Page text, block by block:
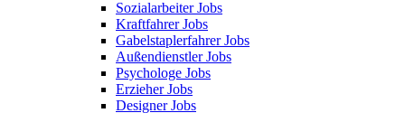
Sozialarbeiter Jobs
Kraftfahrer Jobs
Gabelstaplerfahrer Jobs
Außendienstler Jobs
Psychologe Jobs
Erzieher Jobs
Designer Jobs